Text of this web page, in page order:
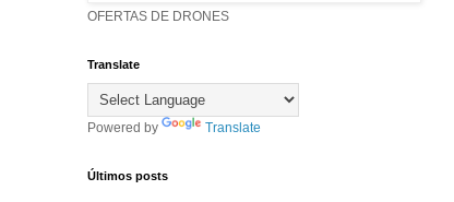
OFERTAS DE DRONES
Translate
Powered by Translate
Últimos posts